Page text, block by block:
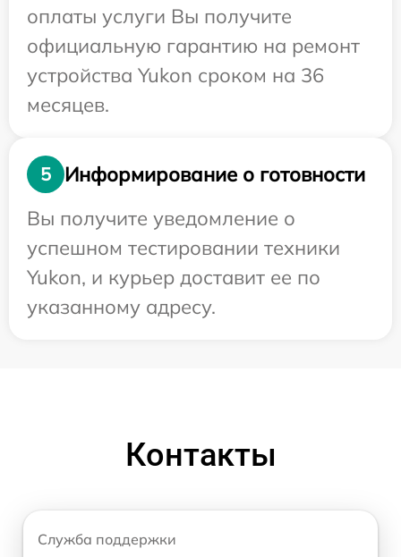
оплаты услуги Вы получите
официальную гарантию на ремонт
устройства Yukon сроком на 36
месяцев.
5
Информирование о готовности
Вы получите уведомление о
успешном тестировании техники
Yukon, и курьер доставит ее по
указанному адресу.
Контакты
Служба поддержки